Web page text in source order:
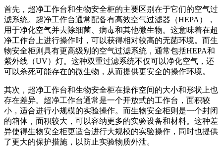
首先，超净工作台和生物安全柜的主要区别在于它们的空气过
滤系统。超净工作台通常配备有高效空气过滤器（HEPA），
用于净化空气并去除细菌、病毒和其他微生物。这意味着在超
净工作台上进行操作时，可以获得相对较高的无菌环境。而生
物安全柜则具有更高级别的空气过滤系统，通常包括HEPA和
紫外线（UV）灯。这种双重过滤系统不仅可以净化空气，还
可以杀死可能存在的微生物，从而提供更安全的操作环境。
其次，超净工作台和生物安全柜在操作空间的大小和形状上也
存在差异。超净工作台通常是一个开放式的工作台，面积较
小，适合进行小规模的实验操作。而生物安全柜则是一个封闭
的箱体，面积较大，可以容纳更多的实验设备和材料。这种差
异使得生物安全柜更适合进行大规模的实验操作，同时也提供
了更大的保护措施，以防止实验物质外泄。